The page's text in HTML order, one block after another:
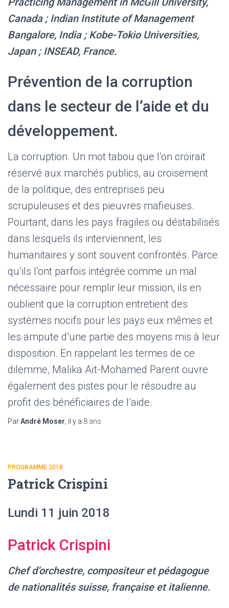
Canada ; Indian Institute of Management
Bangalore, India ; Kobe-Tokio Universities,
Japan ; INSEAD, France.
Prévention de la corruption
dans le secteur de l’aide et du
développement.
La corruption. Un mot tabou que l’on croirait
réservé aux marchés publics, au croisement
de la politique, des entreprises peu
scrupuleuses et des pieuvres mafieuses.
Pourtant, dans les pays fragiles ou déstabilisés
dans lesquels ils interviennent, les
humanitaires y sont souvent confrontés. Parce
qu’ils l’ont parfois intégrée comme un mal
nécessaire pour remplir leur mission, ils en
oublient que la corruption entretient des
systèmes nocifs pour les pays eux mêmes et
les ampute d’une partie des moyens mis à leur
disposition. En rappelant les termes de ce
dilemme, Malika Aït-Mohamed Parent ouvre
également des pistes pour le résoudre au
profit des bénéficiaires de l’aide.
ParAndré Moser , il y a 8 ans
PROGRAMME 2018
Patrick Crispini
Lundi 11 juin 2018
Patrick Crispini
Chef d’orchestre, compositeur et pédagogue
de nationalités suisse, française et italienne.